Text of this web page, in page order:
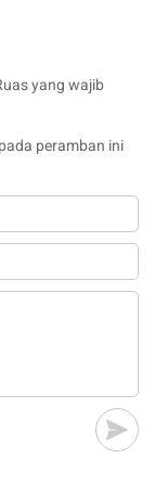
yang wajib
peramban ini